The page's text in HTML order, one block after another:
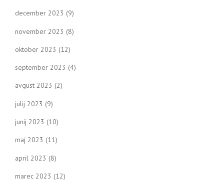
december 2023 (9)
november 2023 (8)
oktober 2023 (12)
september 2023 (4)
avgust 2023 (2)
julij 2023 (9)
junij 2023 (10)
maj 2023 (11)
april 2023 (8)
marec 2023 (12)